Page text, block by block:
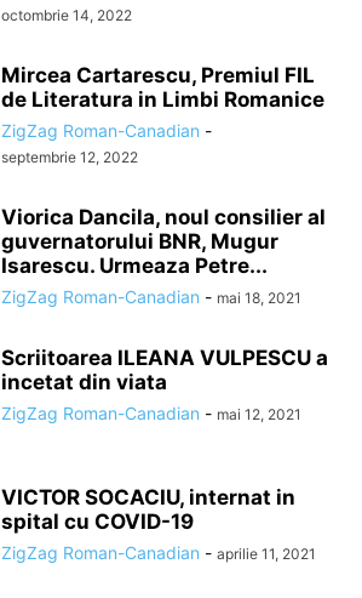
octombrie 14, 2022
Mircea Cartarescu, Premiul FIL
de Literatura in Limbi Romanice
ZigZag Roman-Canadian -
septembrie 12, 2022
Viorica Dancila, noul consilier al
guvernatorului BNR, Mugur
Isarescu. Urmeaza Petre...
ZigZag Roman-Canadian - mai 18, 2021
Scriitoarea ILEANA VULPESCU a
incetat din viata
ZigZag Roman-Canadian - mai 12, 2021
VICTOR SOCACIU, internat in
spital cu COVID-19
ZigZag Roman-Canadian - aprilie 11, 2021